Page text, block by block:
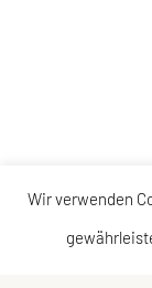
Wir verwenden